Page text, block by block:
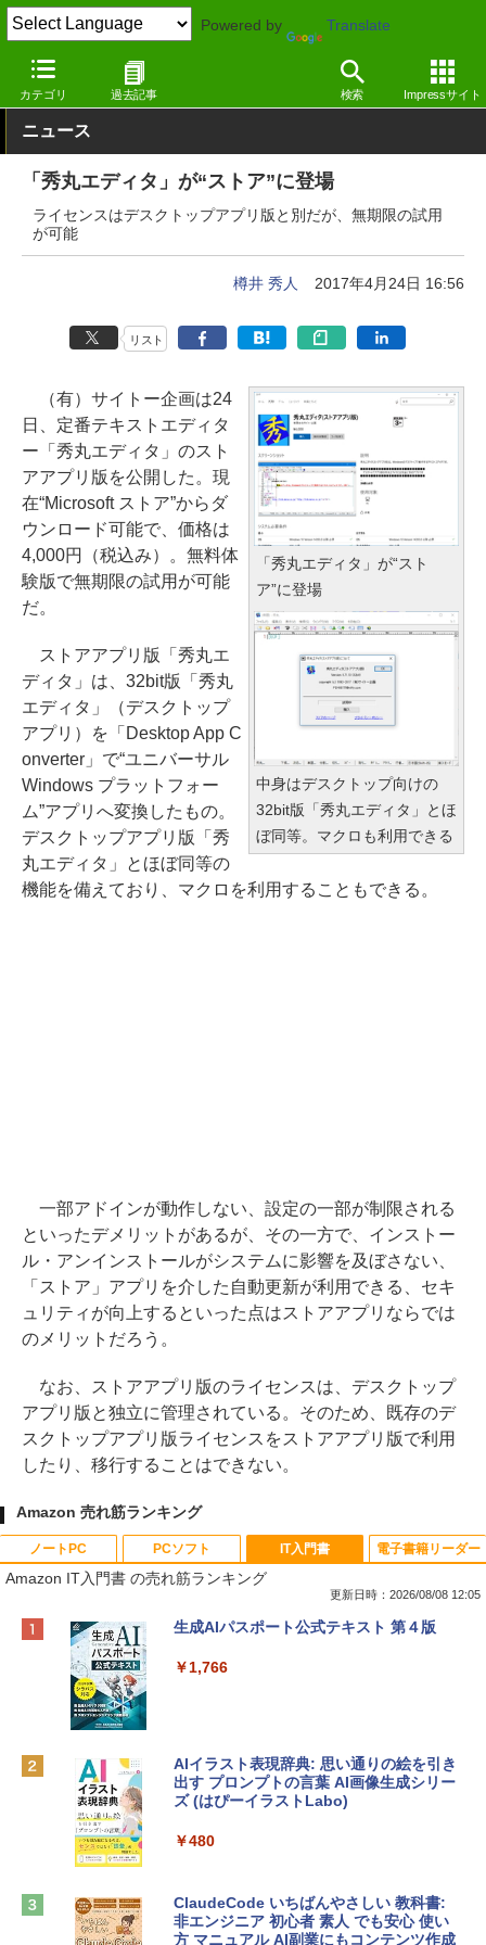
Powered by Translate
カテゴリ 過去記事 検索 Impressサイト
窓の杜 オフィス・ドキュメント テキストエディター Windows
ニュース
「秀丸エディタ」が“ストア”に登場
ライセンスはデスクトップアプリ版と別だが、無期限の試用
が可能
樽井 秀人 2017年4月24日 16:56
リスト
「秀丸エディタ」が“スト
ア”に登場
中身はデスクトップ向けの
32bit版「秀丸エディタ」とほ
ぼ同等。マクロも利用できる
（有）サイトー企画は24
日、定番テキストエディタ
ー「秀丸エディタ」のスト
アアプリ版を公開した。現
在“Microsoft ストア”からダ
ウンロード可能で、価格は
4,000円（税込み）。無料体
験版で無期限の試用が可能
だ。
ストアアプリ版「秀丸エ
ディタ」は、32bit版「秀丸
エディタ」（デスクトップ
アプリ）を「Desktop App C
onverter」で“ユニバーサル
Windows プラットフォー
ム”アプリへ変換したもの。
デスクトップアプリ版「秀
丸エディタ」とほぼ同等の
機能を備えており、マクロを利用することもできる。
一部アドインが動作しない、設定の一部が制限される
といったデメリットがあるが、その一方で、インストー
ル・アンインストールがシステムに影響を及ぼさない、
「ストア」アプリを介した自動更新が利用できる、セキ
ュリティが向上するといった点はストアアプリならでは
のメリットだろう。
なお、ストアアプリ版のライセンスは、デスクトップ
アプリ版と独立に管理されている。そのため、既存のデ
スクトップアプリ版ライセンスをストアアプリ版で利用
したり、移行することはできない。
Amazon 売れ筋ランキング
ノートPC
Apple 2026 MacBook Neo A18 Proチッ
e Intelligenceのために設計、Liquid Ret
￥119,800
ンケース Dell NEC Lavie ASUS HP dyna
￥2,952
PCソフト
Robloxギフトカード - 800 Robux 【限
インゲームコード】 ロブロックス | オン
Robloxギフトカード - 1000 Robux 【限
定バーチャルアイテムを含む】 【オンラ
ラインコード版
IT入門書
Amazon IT入門書 の売れ筋ランキング
更新日時：2026/08/08 12:05
生成AIパスポート公式テキスト 第４版
￥1,766
AIイラスト表現辞典: 思い通りの絵を引き
出す プロンプトの言葉 AI画像生成シリー
ズ (はぴーイラストLabo)
￥480
ClaudeCode いちばんやさしい 教科書:
非エンジニア 初心者 素人 でも安心 使い
方 マニュアル AI副業にもコンテンツ作成
電子書籍リーダー